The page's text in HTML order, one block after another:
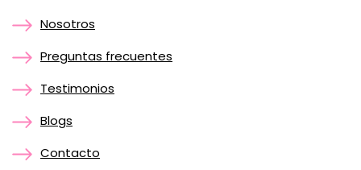
Nosotros
Preguntas frecuentes
Testimonios
Blogs
Contacto